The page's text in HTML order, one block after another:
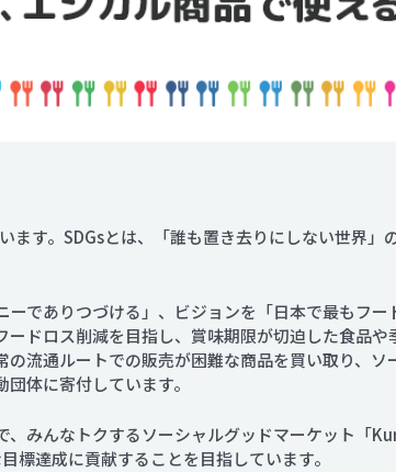
ます。SDGsとは、「誰も置き去りにしない世界
でありつづける」、ビジョンを「日本で最もフ
ドロス削減を目指し、賞味期限が切迫した食品
流通ルートでの販売が困難な商品を買い取り、
体に寄付しています。
みんなトクするソーシャルグッドマーケット「
標達成に貢献することを目指しています。